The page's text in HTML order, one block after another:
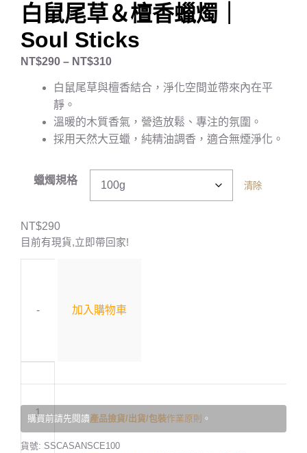
白鼠尾草＆檀香蠟燭｜
Soul Sticks
NT$290 – NT$310
白鼠尾草與檀香結合，淨化空間並帶來內在平
靜。
溫暖的木質香氣，營造放鬆、專注的氛圍。
採用天然大豆蠟，純精油調香，適合無煙淨化。
蠟燭規格 清除
NT$290
目前有現貨,立即帶回家!
- 加入購物車
購買前請先閱讀產品撿貨/出貨/包裝作業原則 。
貨號: SSCASANSCE100